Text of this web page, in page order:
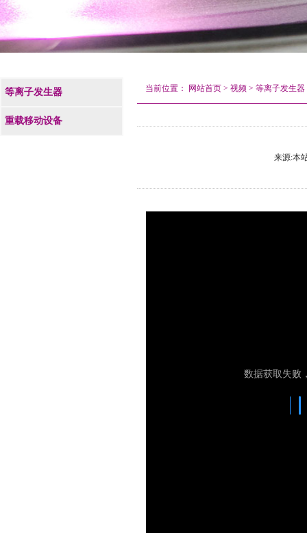
等离子发生器
重载移动设备
当前位置： 网站首页 > 视频 > 等离子发生器
来源:本